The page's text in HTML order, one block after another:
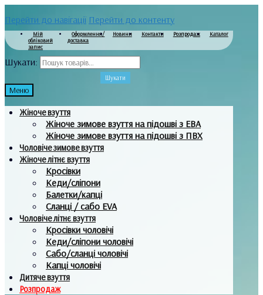
Перейти до навігації Перейти до контенту
Мій
обліковий
запис
Оформлення/
доставка
Новини Контакти Розпродаж Каталог
Шукати:
Шукати
Меню
Жіноче взуття
Жіноче зимове взуття на підошві з ЕВА
Жіноче зимове взуття на підошві з ПВХ
Чоловіче зимове взуття
Жіноче літнє взуття
Кросівки
Кеди/сліпони
Балетки/капці
Сланці / сабо EVA
Чоловіче літнє взуття
Кросівки чоловічі
Кеди/сліпони чоловічі
Сабо/сланці чоловічі
Капці чоловічі
Дитяче взуття
Розпродаж